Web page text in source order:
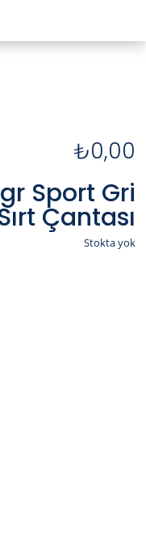
₺0,00
Sport Gri
Çantası
Stokta yok